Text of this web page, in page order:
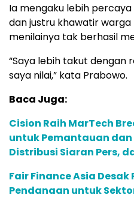
Ia mengaku lebih
dan justru khawatir
menilainya tak berhasil
“Saya lebih takut dengan
saya nilai,” kata Prabowo.
Baca Juga:
Cision Raih MarTech
untuk Pemantauan dan
Distribusi Siaran Pers,
Fair Finance Asia
Pendanaan untuk